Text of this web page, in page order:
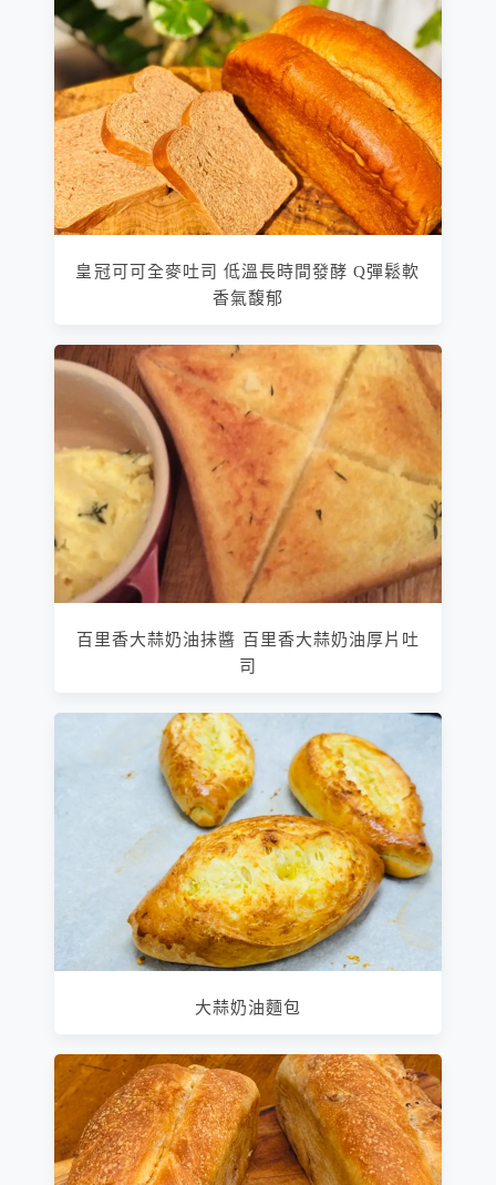
皇冠可可全麥吐司 低溫長時間發酵 Q彈鬆軟
香氣馥郁
百里香大蒜奶油抹醬 百里香大蒜奶油厚片吐
司
大蒜奶油麵包